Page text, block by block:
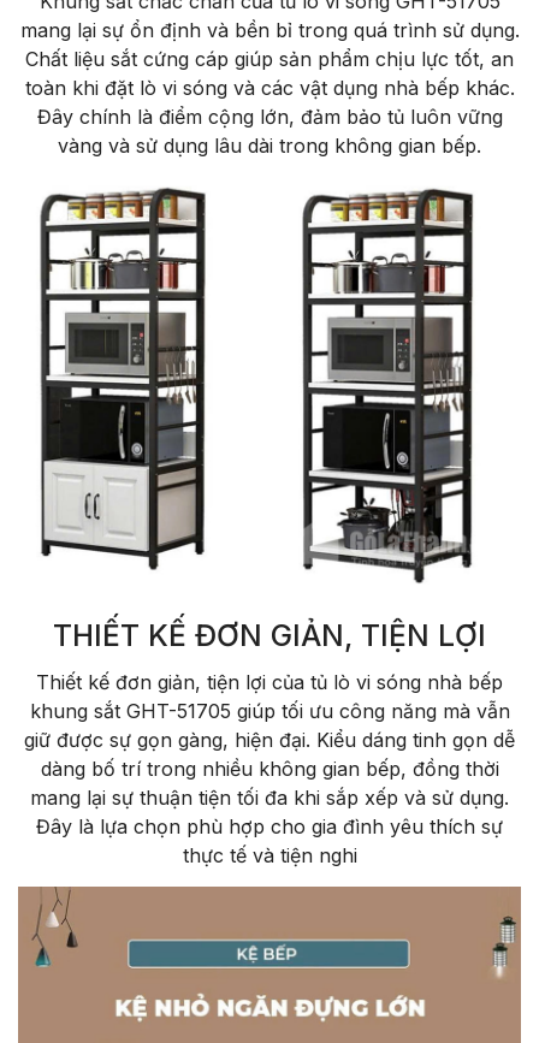
mang lại sự ổn định và bền bỉ trong quá trình sử dụng.
Chất liệu sắt cứng cáp giúp sản phẩm chịu lực tốt, an
toàn khi đặt lò vi sóng và các vật dụng nhà bếp khác.
Đây chính là điểm cộng lớn, đảm bảo tủ luôn vững
vàng và sử dụng lâu dài trong không gian bếp.
THIẾT KẾ ĐƠN GIẢN, TIỆN LỢI
Thiết kế đơn giản, tiện lợi của tủ lò vi sóng nhà bếp
khung sắt GHT-51705 giúp tối ưu công năng mà vẫn
giữ được sự gọn gàng, hiện đại. Kiểu dáng tinh gọn dễ
dàng bố trí trong nhiều không gian bếp, đồng thời
mang lại sự thuận tiện tối đa khi sắp xếp và sử dụng.
Đây là lựa chọn phù hợp cho gia đình yêu thích sự
thực tế và tiện nghi